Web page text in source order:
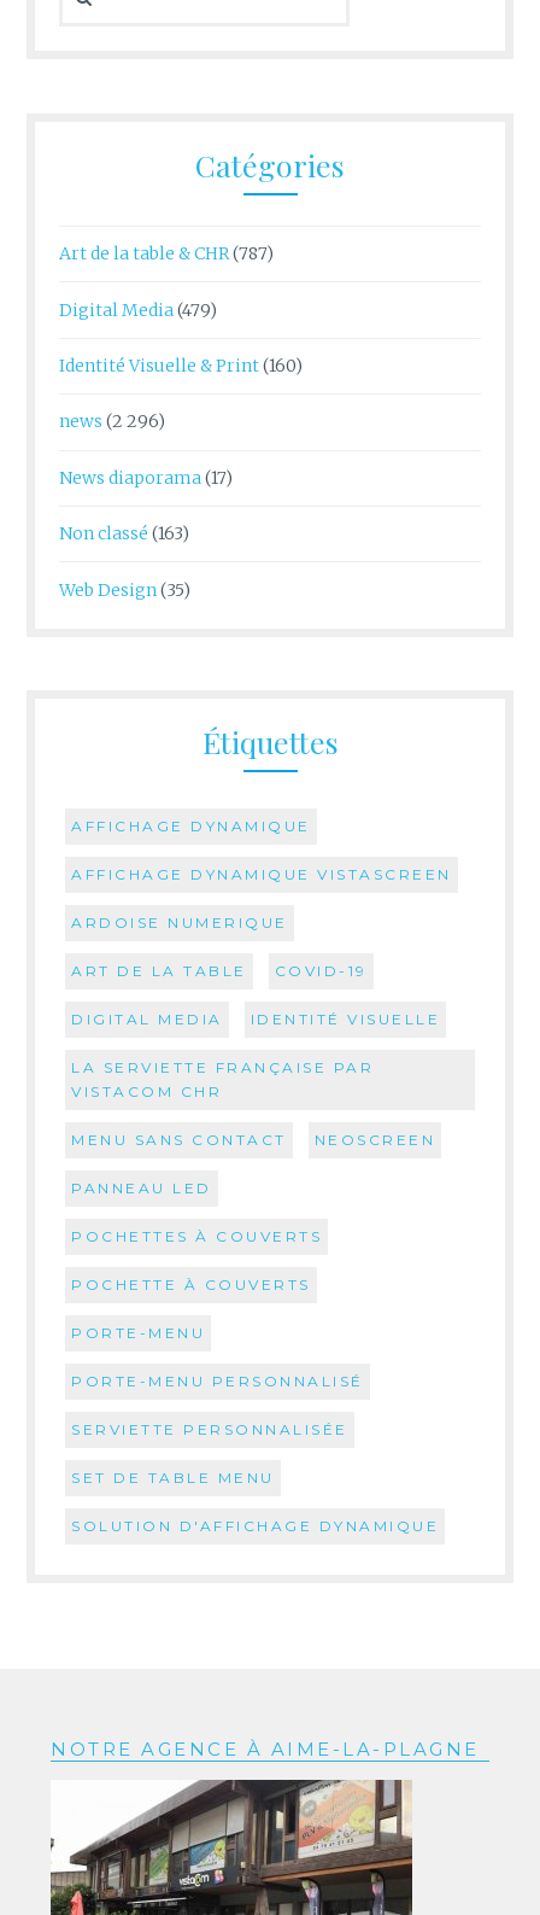
Catégories
Art de la table & CHR(787)
Digital Media(479)
Identité Visuelle & Print(160)
news (2 296)
News diaporama(17)
Non classé (163)
Web Design (35)
Étiquettes
AFFICHAGE DYNAMIQUE
AFFICHAGE DYNAMIQUE VISTASCREEN
ARDOISE NUMERIQUE
ART DE LA TABLE COVID-19
DIGITAL MEDIA IDENTITÉ VISUELLE
LA SERVIETTE FRANÇAISE PAR
VISTACOM CHR
MENU SANS CONTACT NEOSCREEN
PANNEAU LED
POCHETTES À COUVERTS
POCHETTE À COUVERTS
PORTE-MENU
PORTE-MENU PERSONNALISÉ
SERVIETTE PERSONNALISÉE
SET DE TABLE MENU
SOLUTION D'AFFICHAGE DYNAMIQUE
NOTRE AGENCE À AIME-LA-PLAGNE